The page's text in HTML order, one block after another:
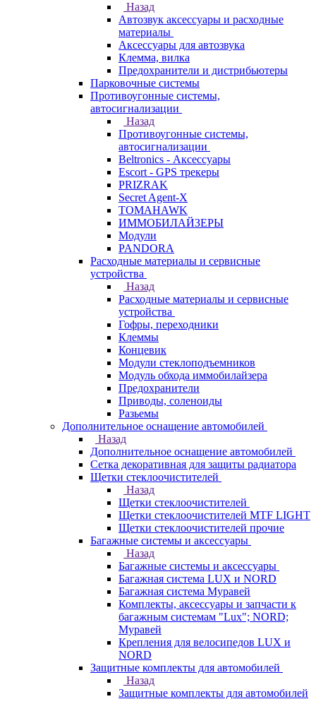
Назад
Автозвук аксессуары и расходные
материалы
Аксессуары для автозвука
Клемма, вилка
Предохранители и дистрибьютеры
Парковочные системы
Противоугонные системы,
автосигнализации
Назад
Противоугонные системы,
автосигнализации
Beltronics - Аксессуары
Escort - GPS трекеры
PRIZRAK
Secret Agent-X
TOMAHAWK
ИММОБИЛАЙЗЕРЫ
Модули
PANDORA
Расходные материалы и сервисные
устройства
Назад
Расходные материалы и сервисные
устройства
Гофры, переходники
Клеммы
Концевик
Модули стеклоподъемников
Модуль обхода иммобилайзера
Предохранители
Приводы, соленоиды
Разьемы
Дополнительное оснащение автомобилей
Назад
Дополнительное оснащение автомобилей
Сетка декоративная для защиты радиатора
Щетки стеклоочистителей
Назад
Щетки стеклоочистителей
Щетки стеклоочистителей MTF LIGHT
Щетки стеклоочистителей прочие
Багажные системы и аксессуары
Назад
Багажные системы и аксессуары
Багажная система LUX и NORD
Багажная система Муравей
Комплекты, аксессуары и запчасти к
багажным системам "Lux"; NORD;
Муравей
Крепления для велосипедов LUX и
NORD
Защитные комплекты для автомобилей
Назад
Защитные комплекты для автомобилей